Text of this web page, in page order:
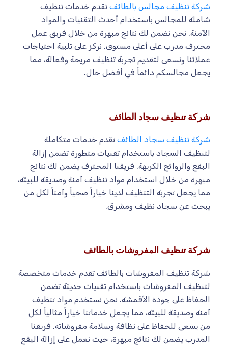
شركة تنظيف مجالس بالطائف تقدم خدمات تنظيف
شاملة للمجالس باستخدام أحدث التقنيات والمواد
الآمنة. نحن نضمن لك نتائج مبهرة من خلال فريق عمل
محترف مدرب على أعلى مستوى. نركز على تلبية احتياجات
عملائنا ونسعى لتقديم تجربة تنظيف مريحة وفعالة، مما
يجعل مجالسكم دائماً في أفضل حال.
شركة تنظيف سجاد الطائف
شركة تنظيف سجاد الطائف تقدم خدمات متكاملة
لتنظيف السجاد باستخدام تقنيات متطورة تضمن إزالة
البقع والروائح الكريهة. فريقنا المحترف يضمن لك نتائج
مبهرة من خلال استخدام مواد تنظيف آمنة وصديقة للبيئة،
مما يجعل تجربة التنظيف لدينا خياراً صحياً وآمناً لكل من
يبحث عن سجاد نظيف ومشرق.
شركة تنظيف المفروشات بالطائف
شركة تنظيف المفروشات بالطائف تقدم خدمات متخصصة
لتنظيف المفروشات باستخدام تقنيات حديثة تضمن
الحفاظ على جودة الأقمشة. نحن نستخدم مواد تنظيف
آمنة وصديقة للبيئة، مما يجعل خدماتنا خياراً مثالياً لكل
من يسعى للحفاظ على نظافة وسلامة مفروشاته. فريقنا
المدرب يضمن لك نتائج مبهرة، حيث نعمل على إزالة البقع